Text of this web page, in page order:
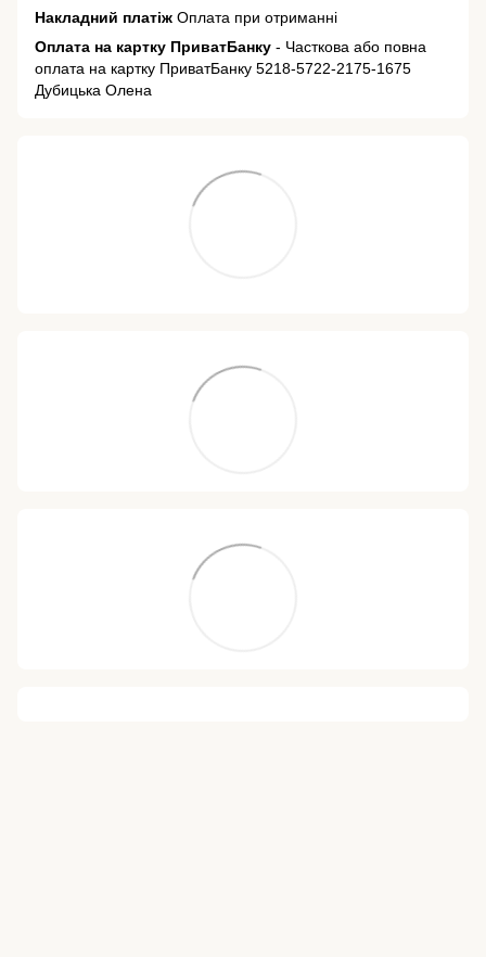
Накладний платіж Оплата при отриманні
Оплата на картку ПриватБанку - Часткова або повна
оплата на картку ПриватБанку 5218-5722-2175-1675
Дубицька Олена